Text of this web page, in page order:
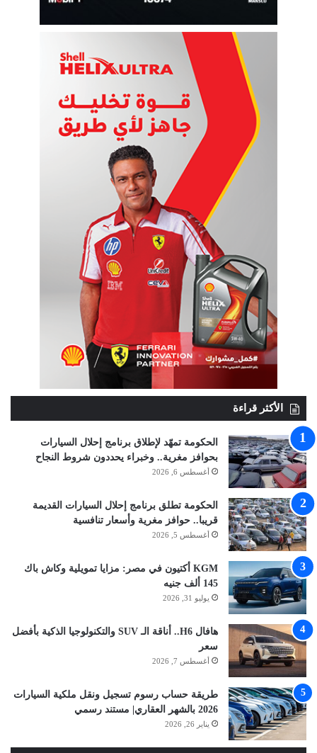
الأكثر قراءة
الحكومة تمهّد لإطلاق برنامج إحلال السيارات
بحوافز مغرية.. وخبراء يحددون شروط النجاح
أغسطس 6, 2026
الحكومة تطلق برنامج إحلال السيارات القديمة
قريبا.. حوافز مغرية وأسعار تنافسية
أغسطس 5, 2026
KGM أكتيون في مصر: مزايا تمويلية وكاش باك
145 ألف جنيه
يوليو 31, 2026
هافال H6.. أناقة الـ SUV والتكنولوجيا الذكية بأفضل
سعر
أغسطس 7, 2026
طريقة حساب رسوم تسجيل ونقل ملكية السيارات
2026 بالشهر العقاري| مستند رسمي
يناير 26, 2026